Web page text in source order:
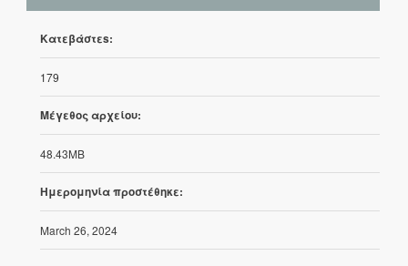
Κατεβάστεs:
179
Μέγεθος αρχείου:
48.43MB
Ημερομηνία προστέθηκε:
March 26, 2024